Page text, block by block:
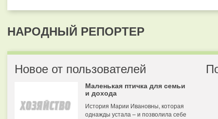
НАРОДНЫЙ РЕПОРТЕР
Новое от пользователей
Маленькая птичка для семьи
и дохода
История Марии Ивановны, которая
однажды устала – и позволила себе